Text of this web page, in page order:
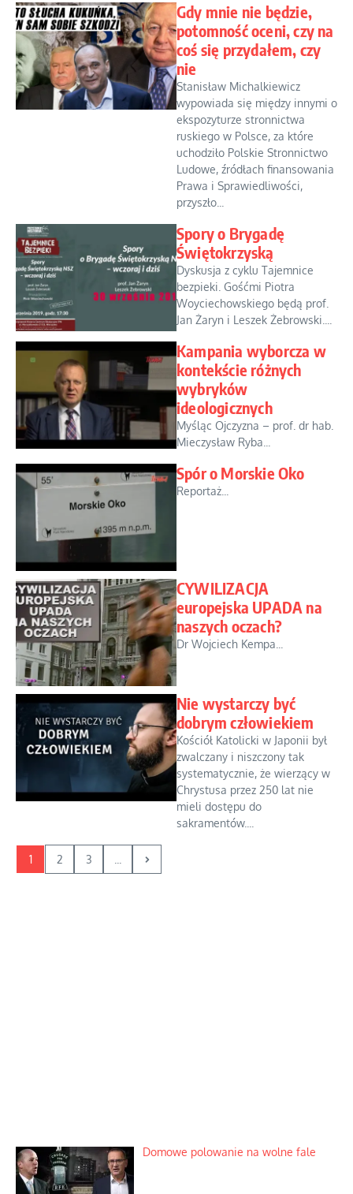
Gdy mnie nie będzie,
potomność oceni, czy na
coś się przydałem, czy
nie
Stanisław Michalkiewicz
wypowiada się między innymi o
ekspozyturze stronnictwa
ruskiego w Polsce, za które
uchodziło Polskie Stronnictwo
Ludowe, źródłach finansowania
Prawa i Sprawiedliwości,
przyszło...
Spory o Brygadę
Świętokrzyską
Dyskusja z cyklu Tajemnice
bezpieki. Gośćmi Piotra
Woyciechowskiego będą prof.
Jan Żaryn i Leszek Żebrowski....
Kampania wyborcza w
kontekście różnych
wybryków
ideologicznych
Myśląc Ojczyzna – prof. dr hab.
Mieczysław Ryba...
Spór o Morskie Oko
Reportaż...
CYWILIZACJA
europejska UPADA na
naszych oczach?
Dr Wojciech Kempa...
Nie wystarczy być
dobrym człowiekiem
Kościół Katolicki w Japonii był
zwalczany i niszczony tak
systematycznie, że wierzący w
Chrystusa przez 250 lat nie
mieli dostępu do
sakramentów....
1 2 3
Domowe polowanie na wolne fale